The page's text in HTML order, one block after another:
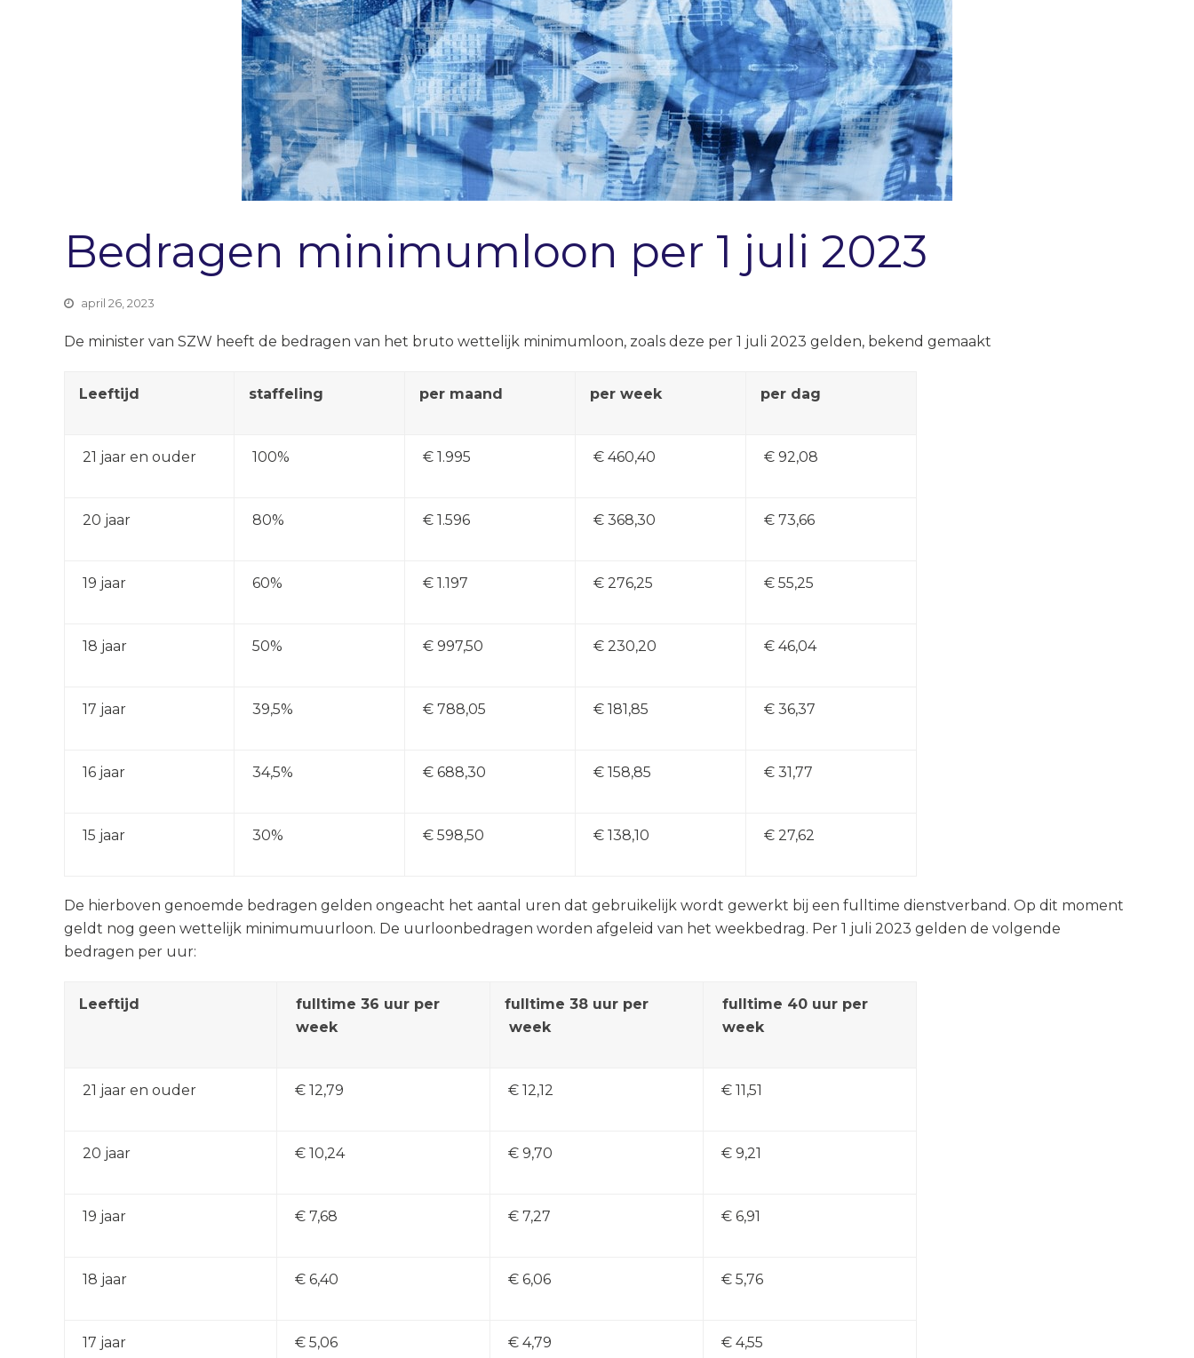
Bedragen minimumloon per 1 juli 2023
april 26, 2023
De minister van SZW heeft de bedragen van het bruto wettelijk minimumloon, zoals deze per 1 juli 2023 gelden, bekend gemaakt
Leeftijd staffeling per maand per week per dag
21 jaar en ouder 100% € 1.995 € 460,40 € 92,08
20 jaar 80% € 1.596 € 368,30 € 73,66
19 jaar 60% € 1.197 € 276,25 € 55,25
18 jaar 50% € 997,50 € 230,20 € 46,04
17 jaar 39,5% € 788,05 € 181,85 € 36,37
16 jaar 34,5% € 688,30 € 158,85 € 31,77
15 jaar 30% € 598,50 € 138,10 € 27,62
De hierboven genoemde bedragen gelden ongeacht het aantal uren dat gebruikelijk wordt gewerkt bij een fulltime dienstverband. Op dit moment
geldt nog geen wettelijk minimumuurloon. De uurloonbedragen worden afgeleid van het weekbedrag. Per 1 juli 2023 gelden de volgende
bedragen per uur:
Leeftijd
fulltime 36 uur per
week
fulltime 38 uur per
week
fulltime 40 uur per
week
21 jaar en ouder € 12,79 € 12,12 € 11,51
20 jaar € 10,24 € 9,70 € 9,21
19 jaar € 7,68 € 7,27 € 6,91
18 jaar € 6,40 € 6,06 € 5,76
17 jaar € 5,06 € 4,79 € 4,55